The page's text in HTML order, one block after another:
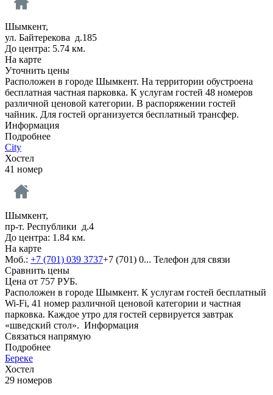
Шымкент,
ул. Байтерекова д.185
До центра: 5.74 км.
На карте
Уточнить цены
Расположен в городе Шымкент. На территории обустроена
бесплатная частная парковка. К услугам гостей 48 номеров
различной ценовой категории. В распоряжении гостей
чайник. Для гостей организуется бесплатный трансфер.
Информация
Подробнее
City
Хостел
41 номер
Шымкент,
пр-т. Республики д.4
До центра: 1.84 км.
На карте
Моб.: +7 (701) 039 3737+7 (701) 0... Телефон для связи
Сравнить цены
Цена от 757 РУБ.
Расположен в городе Шымкент. К услугам гостей бесплатный
Wi-Fi, 41 номер различной ценовой категории и частная
парковка. Каждое утро для гостей сервируется завтрак
«шведский стол». Информация
Связаться напрямую
Подробнее
Береке
Хостел
29 номеров